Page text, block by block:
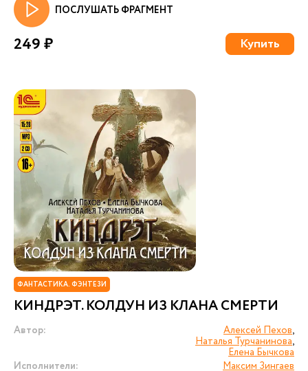
ПОСЛУШАТЬ ФРАГМЕНТ
249 ₽ Купить
ФАНТАСТИКА. ФЭНТЕЗИ
КИНДРЭТ. КОЛДУН ИЗ КЛАНА СМЕРТИ
Автор: Алексей Пехов,
Наталья Турчанинова,
Елена Бычкова
Исполнители:
Максим Зингаев